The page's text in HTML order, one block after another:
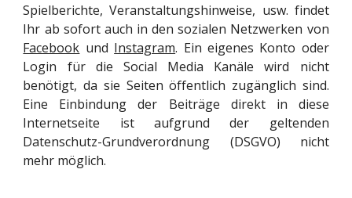
Spielberichte, Veranstaltungshinweise, usw. findet
Ihr ab sofort auch in den sozialen Netzwerken von
Facebook und Instagram. Ein eigenes Konto oder
Login für die Social Media Kanäle wird nicht
benötigt, da sie Seiten öffentlich zugänglich sind.
Eine Einbindung der Beiträge direkt in diese
Internetseite ist aufgrund der geltenden
Datenschutz-Grundverordnung (DSGVO) nicht
mehr möglich.